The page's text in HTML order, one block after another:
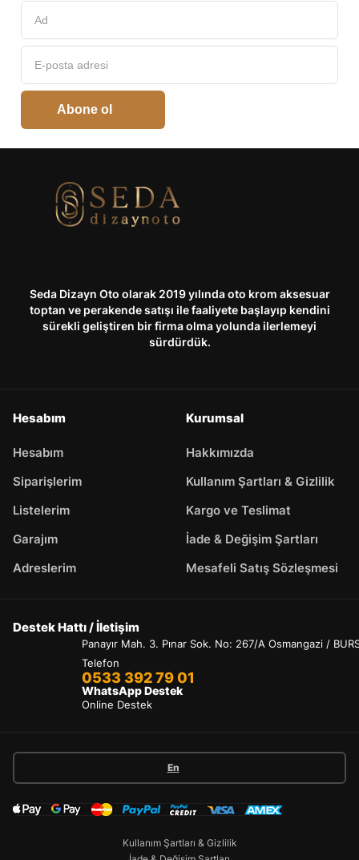
Abone ol
Seda Dizayn Oto olarak 2019 yılında oto krom aksesuar
toptan ve perakende satışı ile faaliyete başlayıp kendini
sürekli geliştiren bir firma olma yolunda ilerlemeyi
sürdürdük.
Hesabım
Hesabım
Siparişlerim
Listelerim
Garajım
Adreslerim
Kurumsal
Hakkımızda
Kullanım Şartları & Gizlilik
Kargo ve Teslimat
İade & Değişim Şartları
Mesafeli Satış Sözleşmesi
Destek Hattı / İletişim
Panayır Mah. 3. Pınar Sok. No: 267/A Osmangazi /
Telefon
0533 392 79 01
WhatsApp Destek
Online Destek
En
Kullanım Şartları & Gizlilik